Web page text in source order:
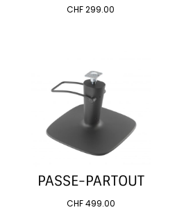
CHF299.00
PASSE-PARTOUT
CHF499.00